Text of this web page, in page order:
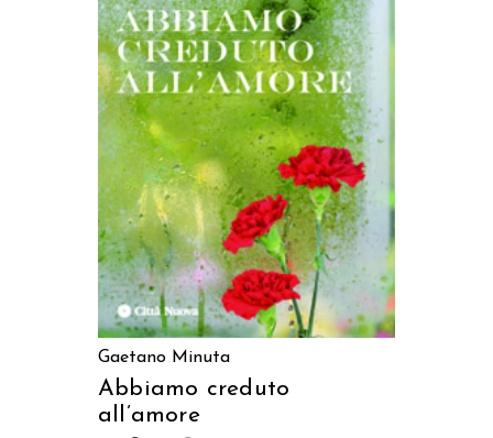
AGGIUNGI AL CARRELLO
Gaetano Minuta
Abbiamo creduto
all’amore